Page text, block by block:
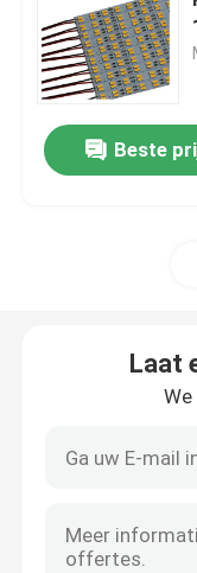
Hoogste SMD-
Zijaanzichtsmd
Meerkleurige
Beste
Laat